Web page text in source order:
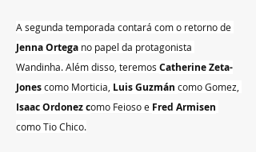
A segunda temporada contará com o retorno de
Jenna Ortega no papel da protagonista
Wandinha. Além disso, teremos Catherine Zeta-
Jones como Morticia, Luis Guzmán como Gomez,
Isaac Ordonez como Feioso e Fred Armisen
como Tio Chico.